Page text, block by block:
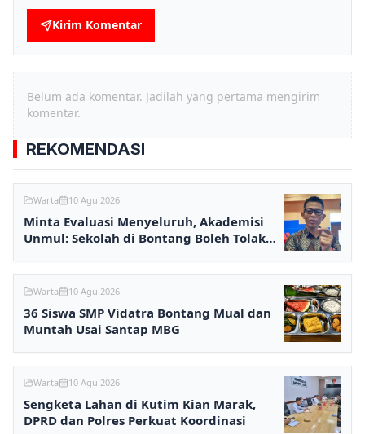
Kirim Komentar
Belum ada komentar. Jadilah yang pertama mengirim
komentar.
REKOMENDASI
Warta 10 Agu 2026
Minta Evaluasi Menyeluruh, Akademisi
Unmul: Sekolah di Bontang Boleh Tolak
Warta 10 Agu 2026
36 Siswa SMP Vidatra Bontang Mual dan
Muntah Usai Santap MBG
Warta 10 Agu 2026
Sengketa Lahan di Kutim Kian Marak,
DPRD dan Polres Perkuat Koordinasi